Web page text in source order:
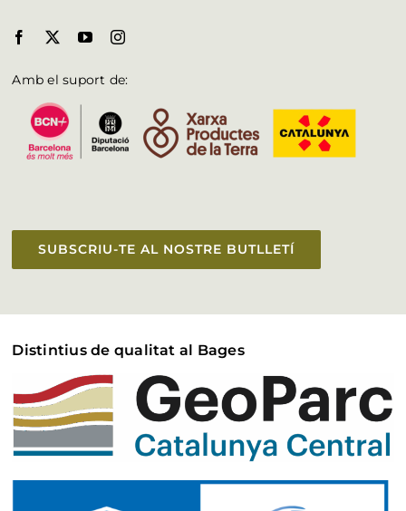
Amb el suport de:
SUBSCRIU-TE AL NOSTRE BUTLLETÍ
Distintius de qualitat al Bages